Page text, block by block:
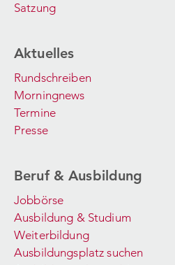
Satzung
Aktuelles
Rundschreiben
Morningnews
Termine
Presse
Beruf & Ausbildung
Jobbörse
Ausbildung & Studium
Weiterbildung
Ausbildungsplatz suchen